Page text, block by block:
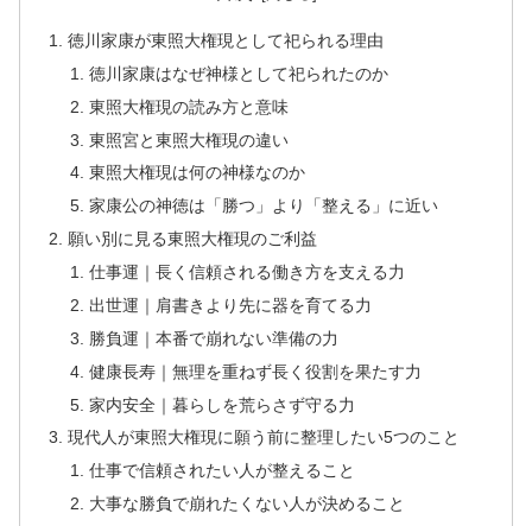
徳川家康が東照大権現として祀られる理由
徳川家康はなぜ神様として祀られたのか
東照大権現の読み方と意味
東照宮と東照大権現の違い
東照大権現は何の神様なのか
家康公の神徳は「勝つ」より「整える」に近い
願い別に見る東照大権現のご利益
仕事運｜長く信頼される働き方を支える力
出世運｜肩書きより先に器を育てる力
勝負運｜本番で崩れない準備の力
健康長寿｜無理を重ねず長く役割を果たす力
家内安全｜暮らしを荒らさず守る力
現代人が東照大権現に願う前に整理したい5つのこと
仕事で信頼されたい人が整えること
大事な勝負で崩れたくない人が決めること